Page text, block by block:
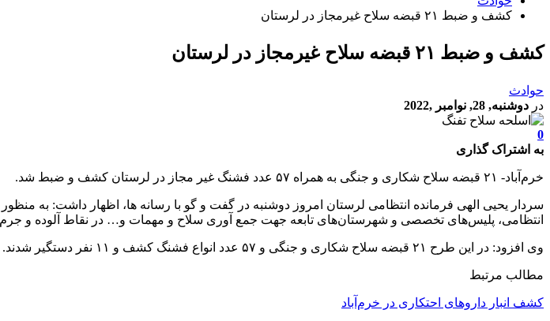
کشف و ضبط ۲۱ قبضه سلاح غیرمجاز در لرستان
کشف و ضبط ۲۱ قبضه سلاح غیرمجاز در لرستان
حوادث
در دوشنبه, 28, نوامبر ,2022
0
به اشتراک گذاری
خرم‌آباد- ۲۱ قبضه سلاح شکاری و جنگی به همراه ۵۷ عدد فشنگ غیر مجاز در لرستان کشف و ضبط شد.
سردار یحیی الهی فرمانده انتظامی لرستان امروز دوشنبه در گفت و گو با رسانه ها، اظهار داشت: به
انتظامی، پلیس‌های تخصصی و شهرستان‌های تابعه جهت جمع آوری سلاح و مهمات و… در نقاط آلوده و جرم خیز لرستان طی ۲۴ ساعت
وی افزود: در این طرح ۲۱ قبضه سلاح شکاری و جنگی و ۵۷ عدد انواع فشنگ کشف و ۱۱ نفر دستگیر شدند.
مطالب مرتبط
کشف انبار داروهای احتکاری در خرم‌آباد